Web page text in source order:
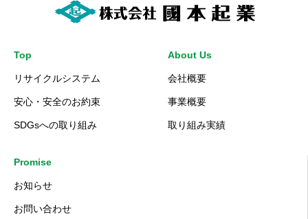
Top
リサイクルシステム
安心・安全のお約束
SDGsへの取り組み
About Us
会社概要
事業概要
取り組み実績
Promise
お知らせ
お問い合わせ